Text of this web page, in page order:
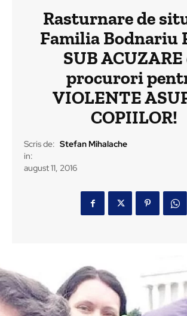
Rasturnare de
Familia Bodnariu
SUB ACUZARE
procurori
VIOLENTE
COPIILOR!
Scris de: Stefan Mihalache
in:
august 11, 2016